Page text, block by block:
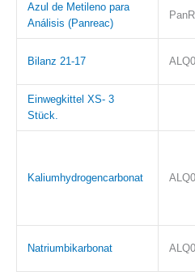
Azul de Metileno para
Análisis (Panreac)
Bilanz 21-17
Einwegkittel XS- 3
Stück.
Kaliumhydrogencarbonat
Natriumbikarbonat